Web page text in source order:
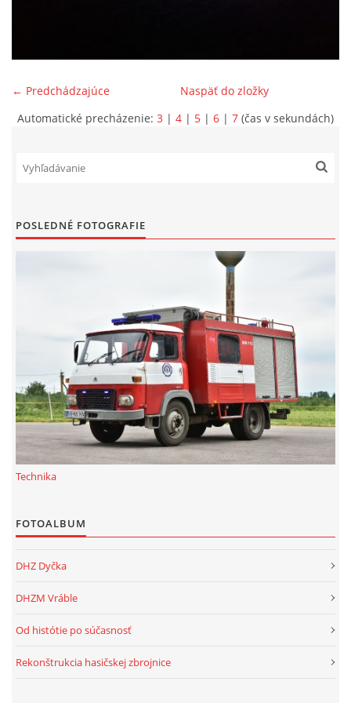
KONTAKTY
© 2026 eStránky.sk|Aktualizované 22. 7. 2026|Hore ↑
← Predchádzajúce
Naspäť do zložky
Automatické precházenie: 3 | 4 | 5 | 6 | 7 (čas v sekundách)
POSLEDNÉ FOTOGRAFIE
Technika
FOTOALBUM
DHZ Dyčka
DHZM Vráble
Od histótie po súčasnosť
Rekonštrukcia hasičskej zbrojnice